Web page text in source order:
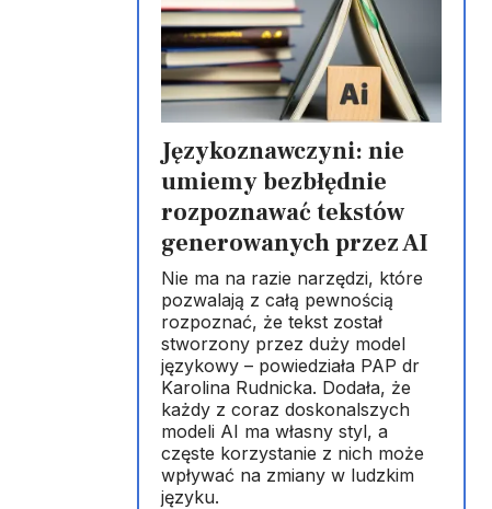
Językoznawczyni: nie
umiemy bezbłędnie
rozpoznawać tekstów
generowanych przez AI
Nie ma na razie narzędzi, które
pozwalają z całą pewnością
rozpoznać, że tekst został
stworzony przez duży model
językowy – powiedziała PAP dr
Karolina Rudnicka. Dodała, że
każdy z coraz doskonalszych
modeli AI ma własny styl, a
częste korzystanie z nich może
wpływać na zmiany w ludzkim
języku.